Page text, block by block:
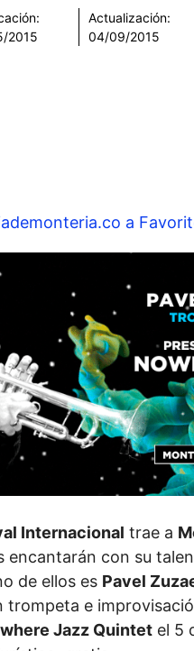
2015
Actualización:
04/09/2015
a
Internacional trae a
encantarán con su
de ellos es Pavel
trompeta e
Jazz Quintet el 5